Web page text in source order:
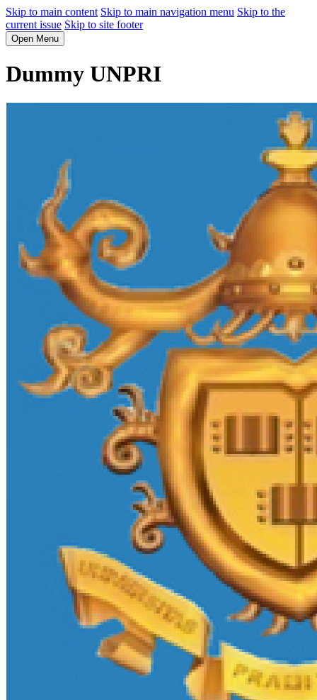
Skip to main content Skip to main navigation menu Skip to the
current issue Skip to site footer
Open Menu
Dummy UNPRI